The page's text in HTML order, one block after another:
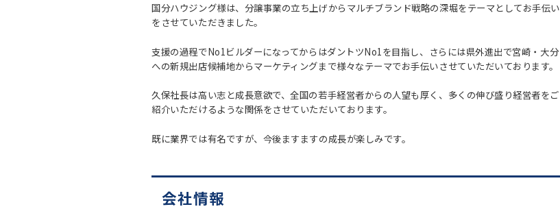
国分ハウジング様は、分譲事業の立ち上げからマルチブランド戦略の深堀をテーマとしてお手伝い
をさせていただきました。
支援の過程でNo1ビルダーになってからはダントツNo1を目指し、さらには県外進出で宮崎・大分
への新規出店候補地からマーケティングまで様々なテーマでお手伝いさせていただいております。
久保社長は高い志と成長意欲で、全国の若手経営者からの人望も厚く、多くの伸び盛り経営者をご
紹介いただけるような関係をさせていただいております。
既に業界では有名ですが、今後ますますの成長が楽しみです。
会社情報